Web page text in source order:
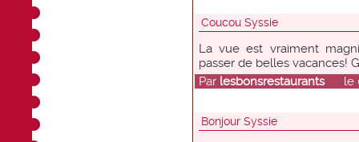
Coucou Syssie
La vue est vraiment
passer de belles vacances!
Par lesbonsrestaurantsle
Bonjour Syssie